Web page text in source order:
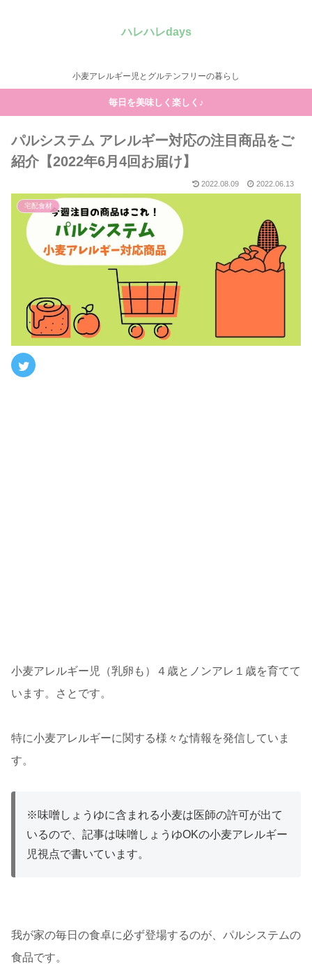
ハレハレdays
小麦アレルギー児とグルテンフリーの暮らし
毎日を美味しく楽しく♪
パルシステム アレルギー対応の注目商品をご
紹介【2022年6月4回お届け】
2022.08.09 2022.06.13
宅配食材
小麦アレルギー児（乳卵も）４歳とノンアレ１歳を育てて
います。さとです。
特に小麦アレルギーに関する様々な情報を発信していま
す。
※味噌しょうゆに含まれる小麦は医師の許可が出て
いるので、記事は味噌しょうゆOKの小麦アレルギー
児視点で書いています。
我が家の毎日の食卓に必ず登場するのが、パルシステムの
食品です。